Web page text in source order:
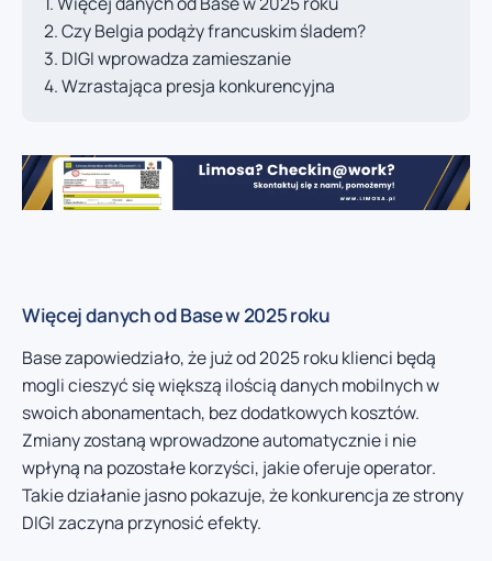
Czy Belgia podąży francuskim śladem?
DIGI wprowadza zamieszanie
Wzrastająca presja konkurencyjna
Więcej danych od Base w 2025 roku
Base zapowiedziało, że już od 2025 roku klienci będą
mogli cieszyć się większą ilością danych mobilnych w
swoich abonamentach, bez dodatkowych kosztów.
Zmiany zostaną wprowadzone automatycznie i nie
wpłyną na pozostałe korzyści, jakie oferuje operator.
Takie działanie jasno pokazuje, że konkurencja ze strony
DIGI zaczyna przynosić efekty.